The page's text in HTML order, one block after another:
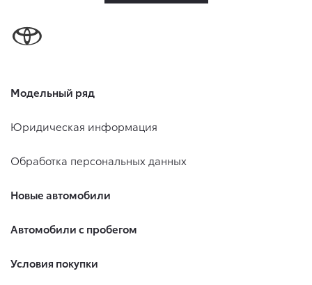
Модельный ряд
Юридическая информация
Обработка персональных данных
Новые автомобили
Автомобили с пробегом
Условия покупки